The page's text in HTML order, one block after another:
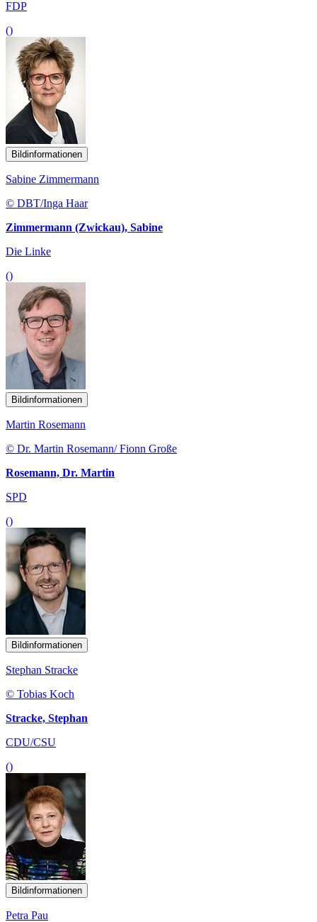
FDP
()
Bildinformationen
Sabine Zimmermann
© DBT/Inga Haar
Zimmermann (Zwickau), Sabine
Die Linke
()
Bildinformationen
Martin Rosemann
© Dr. Martin Rosemann/ Fionn Große
Rosemann, Dr. Martin
SPD
()
Bildinformationen
Stephan Stracke
© Tobias Koch
Stracke, Stephan
CDU/CSU
()
Bildinformationen
Petra Pau